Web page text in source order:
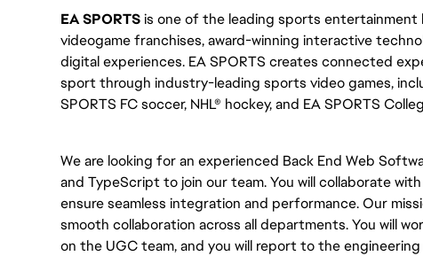
EA SPORTSis one of the leading sports
videogame franchises, award-winning interactive
digital experiences. EA SPORTS creates connected
sport through industry-leading sports video games,
SPORTS FC soccer, NHL® hockey, and EA SPORTS
We are looking for an experienced Back End Web
and TypeScript to join our team. You will collaborate
ensure seamless integration and performance. Our
smooth collaboration across all departments. You will
on the UGC team, and you will report to the